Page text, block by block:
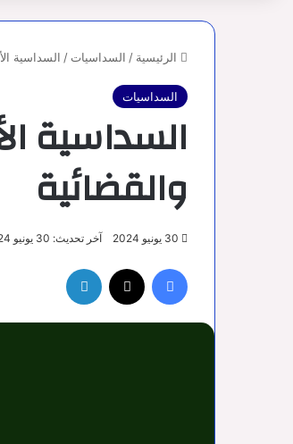
الرئيسية / السداسيات / السداسية
السداسيات
السداسية
والقضائية
30 يونيو 2024 آخر تحديث: 30 يونيو 2024
فيسبوك